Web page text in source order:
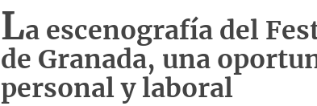
La escenografía del
de Granada, una
personal y laboral